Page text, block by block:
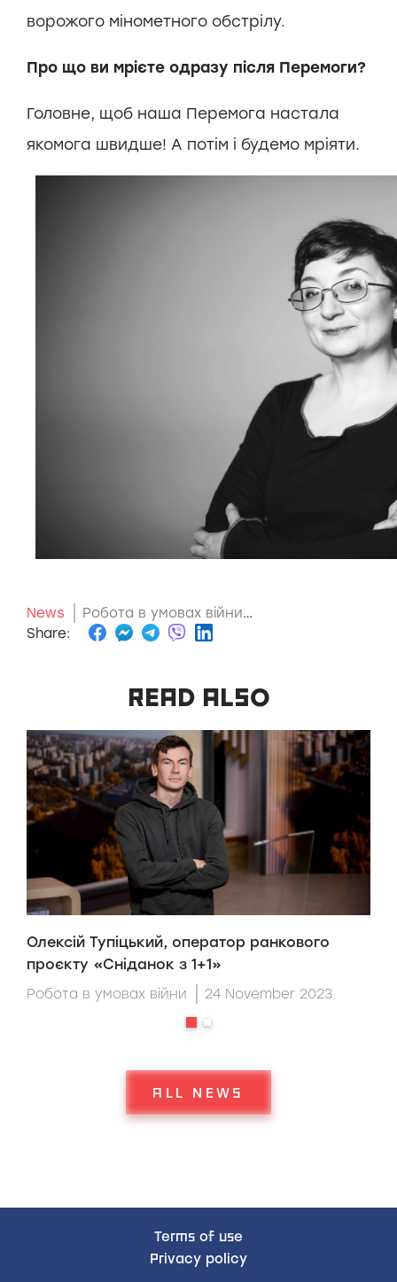
ворожого мінометного обстрілу.
Про що ви мрієте одразу після Перемоги?
Головне, щоб наша Перемога настала
якомога швидше! А потім і будемо мріяти.
News
Робота в умовах війни
10 November 2023
Share:
READ ALSO
Олексій Тупіцький, оператор ранкового
проєкту «Сніданок з 1+1»
Робота в умовах війни 24 November 2023
ALL NEWS
Terms of use
Privacy policy